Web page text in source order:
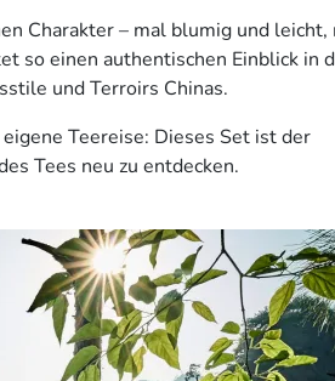
Charakter – mal blumig und leicht,
so einen authentischen Einblick in
und Terroirs Chinas.
Teereise: Dieses Set ist der
Tees neu zu entdecken.